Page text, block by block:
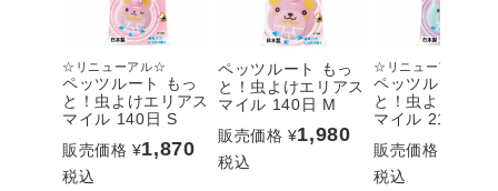
☆リニューアル☆
ペッツルート もっ
と！虫よけエリアス
マイル 140日 S
販売価格 ¥1,870
税込
ペッツルート もっ
と！虫よけエリアス
マイル 140日 M
販売価格 ¥1,980
税込
☆リニューアル☆
ペッツルート も
と！虫よけエリ
マイル 210日 S
販売価格
税込